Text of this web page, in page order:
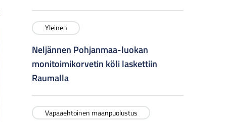
Yleinen
Neljännen Pohjanmaa-luokan
monitoimikorvetin köli laskettiin
Raumalla
Vapaaehtoinen maanpuolustus